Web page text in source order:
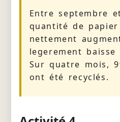
Entre septembre
quantité de papier
nettement
legerement baisse
Sur quatre mois,
ont été recyclés.